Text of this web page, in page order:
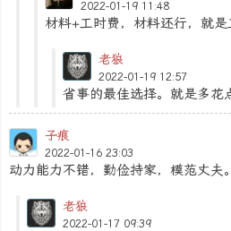
2022-01-19 11:48
材料+工时费，材料还行，就
老狼
2022-01-19 12:57
省事的最佳选择。就是多花
子痕
2022-01-16 23:03
动力能力不错，勤俭持家，模范丈夫。
老狼
2022-01-17 09:39